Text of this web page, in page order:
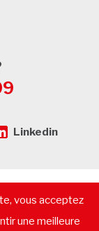
Linkedin
-Mentions
de prêt
vous acceptez
une meilleure